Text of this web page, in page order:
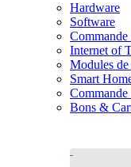
Hardware
Software
Internet of
Modules
Smart
Commande
Bons &